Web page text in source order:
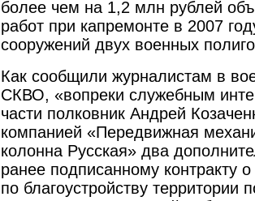
более чем на 1,2 млн рублей
работ при капремонте в 2007
сооружений двух военных
Как сообщили журналистам в
СКВО, «вопреки служебным
части полковник Андрей
компанией «Передвижная
колонна Русская» два
ранее подписанному контракту
по благоустройству территории